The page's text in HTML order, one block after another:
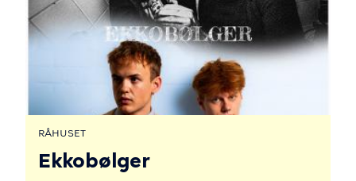
RÅHUSET
Ekkobølger